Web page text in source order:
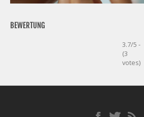
BEWERTUNG
3.7/5 -
(3
votes)